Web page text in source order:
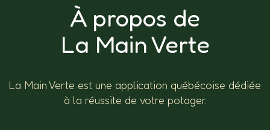
À propos de
La Main Verte
La Main Verte est une application québécoise dédiée
à la réussite de votre potager.